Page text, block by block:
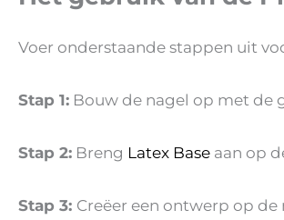
Voer onderstaande stappen uit
Stap 1: Bouw de nagel op met de
Stap 2: Breng Latex Base aan op
Stap 3: Creëer een ontwerp op